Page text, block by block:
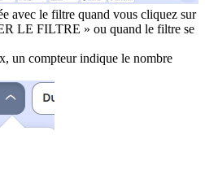
avec le filtre quand vous cliquez sur
LE FILTRE » ou quand le filtre se
un compteur indique le nombre